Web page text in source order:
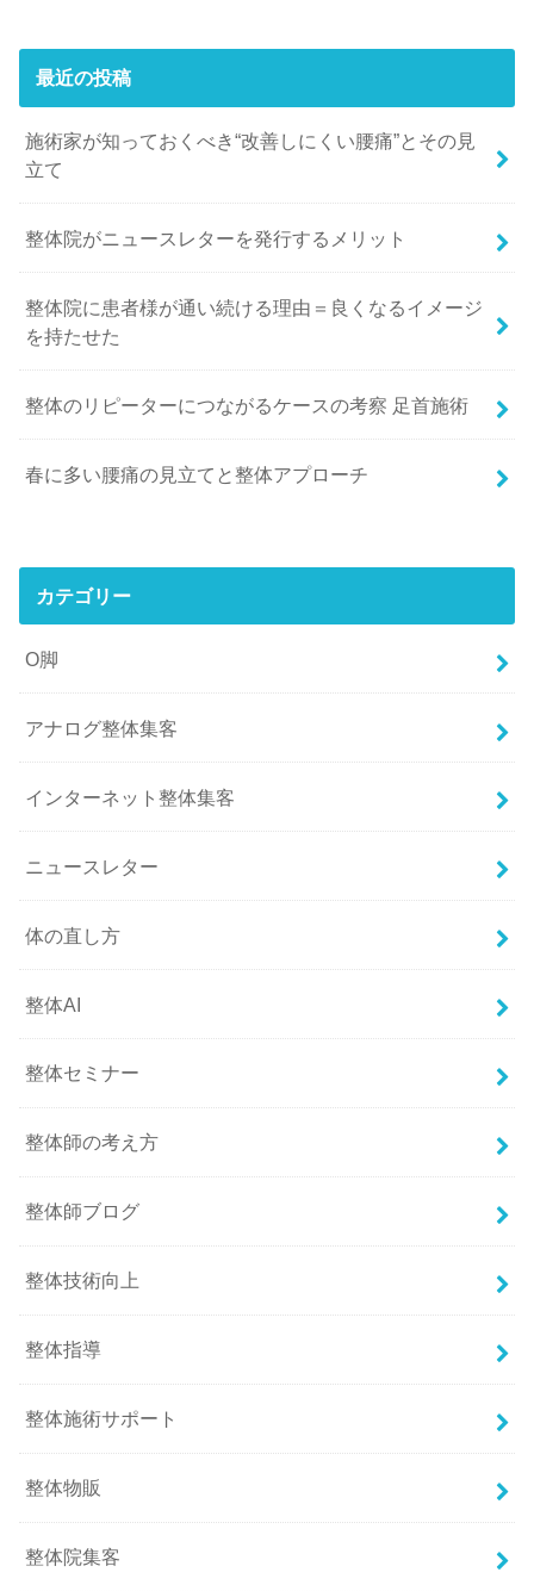
最近の投稿
施術家が知っておくべき“改善しにくい腰痛”とその見
立て
整体院がニュースレターを発行するメリット
整体院に患者様が通い続ける理由＝良くなるイメージ
を持たせた
整体のリピーターにつながるケースの考察 足首施術
春に多い腰痛の見立てと整体アプローチ
カテゴリー
O脚
アナログ整体集客
インターネット整体集客
ニュースレター
体の直し方
整体AI
整体セミナー
整体師の考え方
整体師ブログ
整体技術向上
整体指導
整体施術サポート
整体物販
整体院集客